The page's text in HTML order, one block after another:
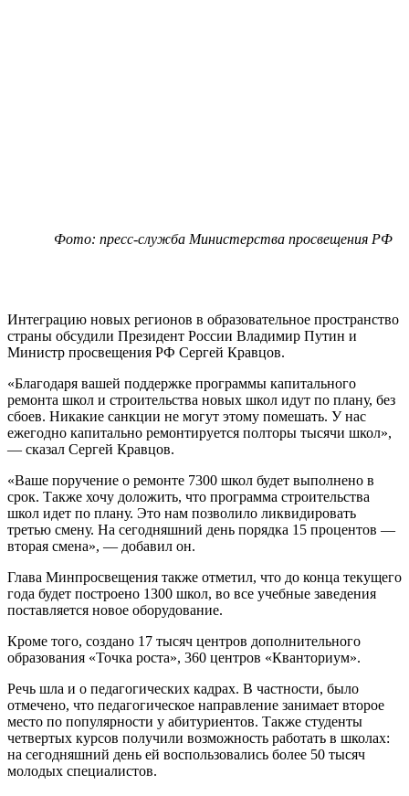
Фото: пресс-служба Министерства просвещения РФ
Интеграцию новых регионов в образовательное пространство
страны обсудили Президент России Владимир Путин и
Министр просвещения РФ Сергей Кравцов.
«Благодаря вашей поддержке программы капитального
ремонта школ и строительства новых школ идут по плану, без
сбоев. Никакие санкции не могут этому помешать. У нас
ежегодно капитально ремонтируется полторы тысячи школ»,
— сказал Сергей Кравцов.
«Ваше поручение о ремонте 7300 школ будет выполнено в
срок. Также хочу доложить, что программа строительства
школ идет по плану. Это нам позволило ликвидировать
третью смену. На сегодняшний день порядка 15 процентов —
вторая смена», — добавил он.
Глава Минпросвещения также отметил, что до конца текущего
года будет построено 1300 школ, во все учебные заведения
поставляется новое оборудование.
Кроме того, создано 17 тысяч центров дополнительного
образования «Точка роста», 360 центров «Кванториум».
Речь шла и о педагогических кадрах. В частности, было
отмечено, что педагогическое направление занимает второе
место по популярности у абитуриентов. Также студенты
четвертых курсов получили возможность работать в школах:
на сегодняшний день ей воспользовались более 50 тысяч
молодых специалистов.